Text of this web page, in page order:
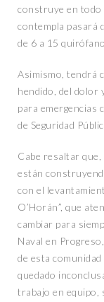
construye en todo
contempla pasará
de 6 a 15
Asimismo, tendrá
hendido, del dolor
para emergencias
de Seguridad
Cabe resaltar
están
con el
O’Horán”, que
cambiar para
Naval en
de esta
quedado
trabajo en equipo,